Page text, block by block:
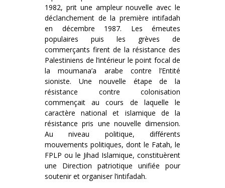
1982, prit une ampleur nouvelle avec le
déclanchement de la première intifadah
en décembre 1987. Les émeutes
populaires puis les grèves de
commerçants firent de la résistance des
Palestiniens de l’intérieur le point focal de
la moumana’a arabe contre l’Entité
sioniste. Une nouvelle étape de la
résistance contre colonisation
commençait au cours de laquelle le
caractère national et islamique de la
résistance pris une nouvelle dimension.
Au niveau politique, différents
mouvements politiques, dont le Fatah, le
FPLP ou le Jihad Islamique, constituèrent
une Direction patriotique unifiée pour
soutenir et organiser l’intifadah.